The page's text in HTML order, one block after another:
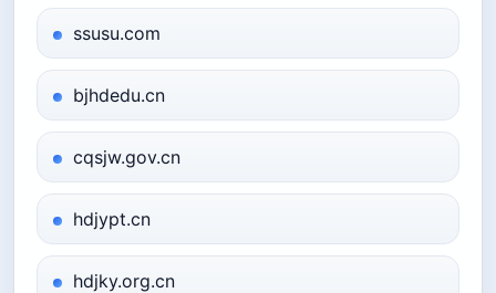
ssusu.com
bjhdedu.cn
cqsjw.gov.cn
hdjypt.cn
hdjky.org.cn